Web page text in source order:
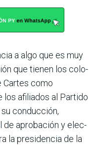
a algo que es muy
que tienen los colo­
Cartes como
los afilia­dos al Partido
conduc­ción,
de aprobación y elec­
la presidencia de la